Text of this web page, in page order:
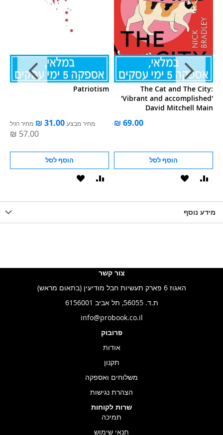
Patriotism
מחיר מבצע מחיר רגיל
הוסף לסל
הוסף
The Cat and The City:
'Vibrant and accomplished'
David Mitchell Main
הוסף לסל
הוסף
מידע נוסף
צור קשר
האגוז 6 פארק תעשיות חבל מודיעין (בתאום מראש)
ת.ד. 56055, תל אביב 6156001
info@probook.co.il
פרובוק
אודות
תקנון
משלוחים ואספקה
הצהרת נגישות
שרות לקוחות
תמיכה
תנאי שימוש